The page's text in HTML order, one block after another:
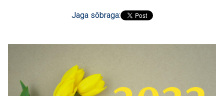
Jaga sõbraga: